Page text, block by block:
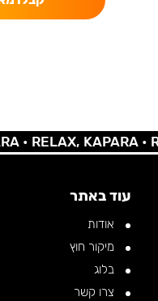
RELAX, KAPARA •
עוד באתר
אודות
מיקור חוץ
בלוג
צרו קשר